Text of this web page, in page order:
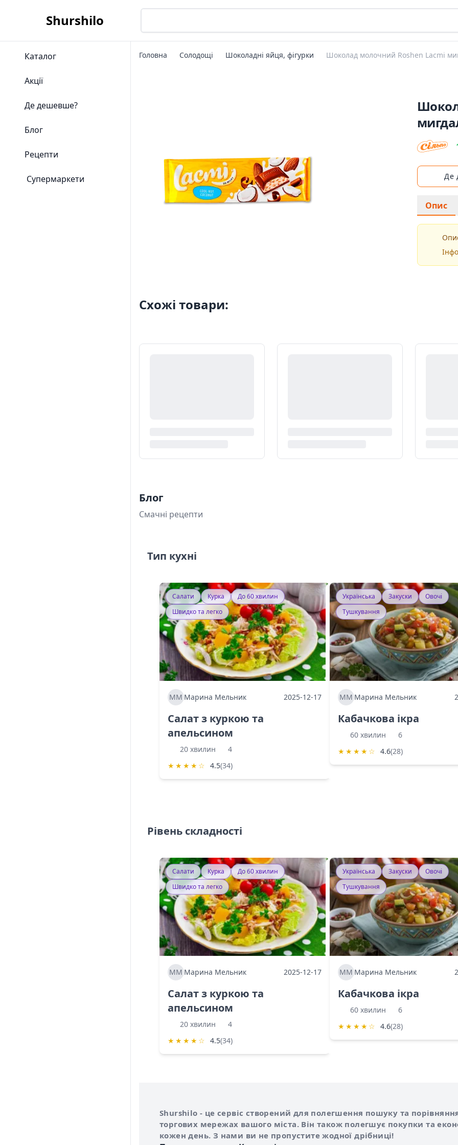
Shurshilo
Каталог
Акції
Де дешевше?
Блог
Рецепти
Супермаркети
Головна Солодощі Шоколадні яйця, фігурки Шоколад молочний Roshen Lacmi
Де
Опис
Схожі товари:
Блог
Смачні рецепти
Тип кухні
Салати Курка
До 60 хвилин
Швидко та легко
ММ Марина Мельник 2025-12-17
Салат з куркою та
апельсином
20 хвилин
4
★ ★ ★ ★ ☆ 4.5(34)
Українська Закуски
Овочі
Тушкування
ММ Марина Мельник
Кабачкова ікра
60 хвилин
6
★ ★ ★ ★ ☆ 4.6(28)
Рівень складності
Салати Курка
До 60 хвилин
Швидко та легко
ММ Марина Мельник 2025-12-17
Салат з куркою та
апельсином
20 хвилин
4
★ ★ ★ ★ ☆ 4.5(34)
Українська Закуски
Овочі
Тушкування
ММ Марина Мельник
Кабачкова ікра
60 хвилин
6
★ ★ ★ ★ ☆ 4.6(28)
Про сервіс Shurshilo
Shurshilo - це сервіс створений для полегшення пошуку та
торгових мережах вашого міста. Він також полегшує покупки та
кожен день. З нами ви не пропустите жодної дрібниці!